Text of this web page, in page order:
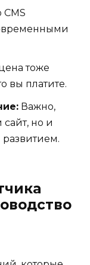
тоже
вы платите.
Важно,
но и